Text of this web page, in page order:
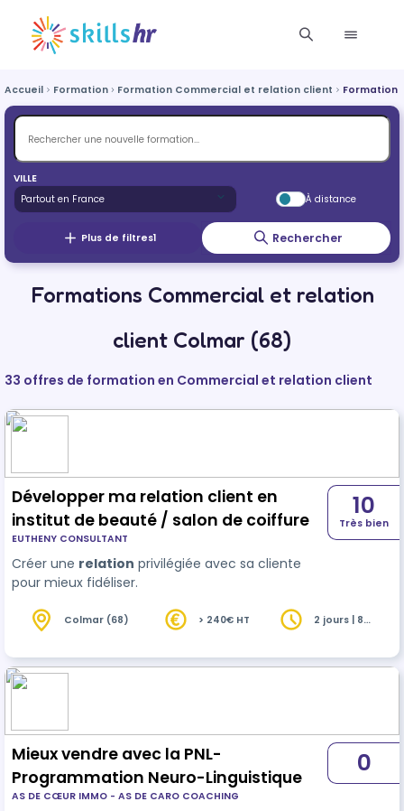
Accueil Formation Formation Commercial et relation client Formation
VILLE
À distance
Plus de filtres1 Rechercher
Formations Commercial et relation
client Colmar (68)
33 offres de formation en Commercial et relation client
Développer ma relation client en
institut de beauté / salon de coiffure
EUTHENY CONSULTANT
Créer une relation privilégiée avec sa cliente
pour mieux fidéliser.
10
Très bien
Colmar (68) > 240€ HT
2 jours | 8
Mieux vendre avec la PNL-
Programmation Neuro-Linguistique
AS DE CŒUR IMMO - AS DE CARO COACHING
0